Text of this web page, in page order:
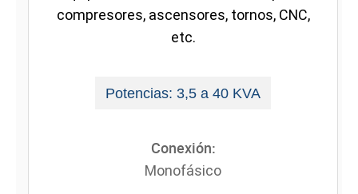
compresores, ascensores, tornos, CNC,
etc.
Potencias: 3,5 a 40 KVA
Conexión:
Monofásico